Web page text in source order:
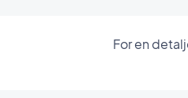
For en